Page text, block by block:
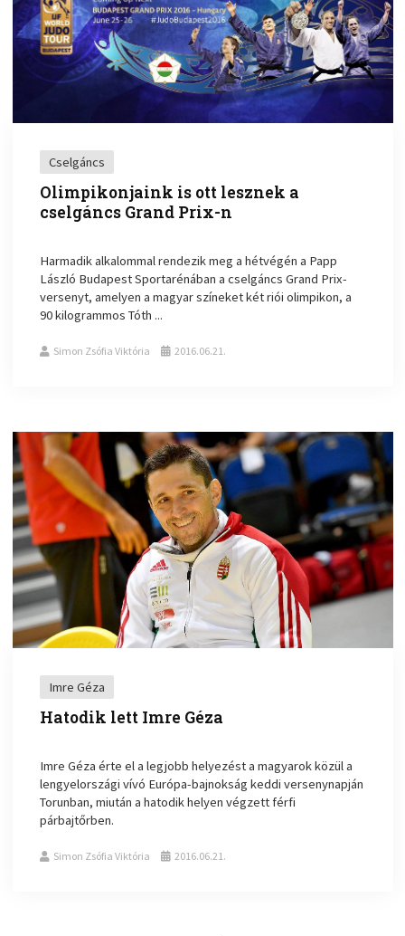
Cselgáncs
Olimpikonjaink is ott lesznek a
cselgáncs Grand Prix-n
Harmadik alkalommal rendezik meg a hétvégén a Papp
László Budapest Sportarénában a cselgáncs Grand Prix-
versenyt, amelyen a magyar színeket két riói olimpikon, a
90 kilogrammos Tóth ...
Simon Zsófia Viktória 2016.06.21.
Imre Géza
Hatodik lett Imre Géza
Imre Géza érte el a legjobb helyezést a magyarok közül a
lengyelországi vívó Európa-bajnokság keddi versenynapján
Torunban, miután a hatodik helyen végzett férfi
párbajtőrben.
Simon Zsófia Viktória 2016.06.21.